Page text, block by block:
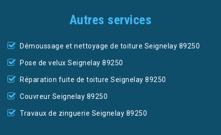
Autres services
Démoussage et nettoyage de toiture Seignelay 89250
Pose de velux Seignelay 89250
Réparation fuite de toiture Seignelay 89250
Couvreur Seignelay 89250
Travaux de zinguerie Seignelay 89250